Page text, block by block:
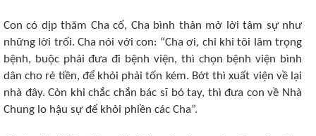
Con có dịp thăm Cha cố, Cha bình thản mở lời tâm sự như
những lời trối. Cha nói với con: “Cha ơi, chỉ khi tôi lâm trọng
bệnh, buộc phải đưa đi bệnh viện, thì chọn bệnh viện bình
dân cho rẻ tiền, để khỏi phải tốn kém. Bớt thì xuất viện về lại
nhà đây. Còn khi chắc chắn bác sĩ bó tay, thì đưa con về Nhà
Chung lo hậu sự để khỏi phiền các Cha”.